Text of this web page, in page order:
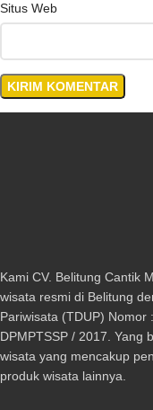
Situs Web
Kami CV. Belitung Cantik
wisata resmi di Belitung
Pariwisata (TDUP) Nomor
DPMPTSSP / 2017. Yang
wisata yang mencakup
produk wisata lainnya.